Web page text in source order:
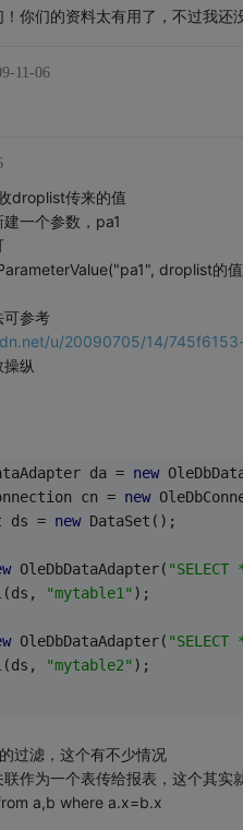
你们的资料太有用了，不过我还
11-06
droplist传来的值
一个参数，pa1
droplist的
可参考
u/20090705/14/
纵
da = new
cn = new
ds = new DataSet();
OleDbDataAdapter(
"mytable1" );
OleDbDataAdapter(
"mytable2" );
过滤，这个有不少情况
作为一个表传给报表，这个其实
a,b where a.x=b.x